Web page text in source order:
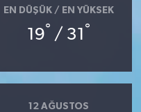
EN DÜŞÜK / EN YÜKSEK
19° / 31 °
12 AĞUSTOS